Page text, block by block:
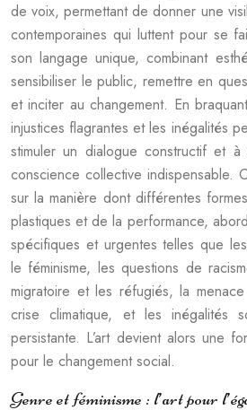
de voix, permettant de donner une
contemporaines qui luttent pour se
son langage unique, combinant
sensibiliser le public, remettre en
et inciter au changement. En
injustices flagrantes et les inégalités
stimuler un dialogue constructif et
conscience collective indispensable.
sur la manière dont différentes
plastiques et de la performance,
spécifiques et urgentes telles que
le féminisme, les questions de
migratoire et les réfugiés, la
crise climatique, et les inégalités
persistante. L’art devient alors une
pour le changement social.
Genre et féminisme : l’art pour